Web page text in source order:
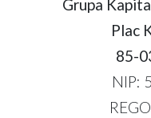
Grupa
Plac
85-
NIP: